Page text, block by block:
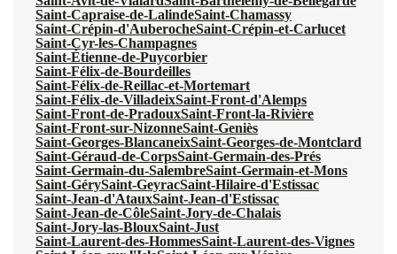
Saint-Capraise-de-LalindeSaint-Chamassy
Saint-Crépin-d'AuberocheSaint-Crépin-et-Carlucet
Saint-Cyr-les-Champagnes
Saint-Étienne-de-Puycorbier
Saint-Félix-de-Bourdeilles
Saint-Félix-de-Reillac-et-Mortemart
Saint-Félix-de-VilladeixSaint-Front-d'Alemps
Saint-Front-de-PradouxSaint-Front-la-Rivière
Saint-Front-sur-NizonneSaint-Geniès
Saint-Georges-BlancaneixSaint-Georges-de-Montclard
Saint-Géraud-de-CorpsSaint-Germain-des-Prés
Saint-Germain-du-SalembreSaint-Germain-et-Mons
Saint-GérySaint-GeyracSaint-Hilaire-d'Estissac
Saint-Jean-d'AtauxSaint-Jean-d'Estissac
Saint-Jean-de-CôleSaint-Jory-de-Chalais
Saint-Jory-las-BlouxSaint-Just
Saint-Laurent-des-HommesSaint-Laurent-des-Vignes